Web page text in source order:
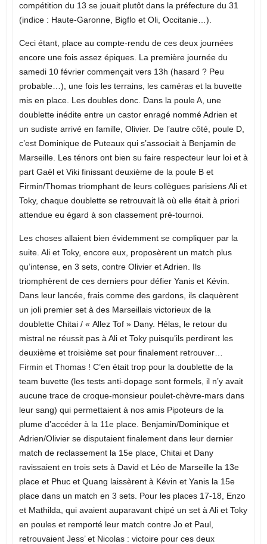
compétition du 13 se jouait plutôt dans la préfecture du 31
(indice : Haute-Garonne, Bigflo et Oli, Occitanie…).
Ceci étant, place au compte-rendu de ces deux journées
encore une fois assez épiques. La première journée du
samedi 10 février commençait vers 13h (hasard ? Peu
probable…), une fois les terrains, les caméras et la buvette
mis en place. Les doubles donc. Dans la poule A, une
doublette inédite entre un castor enragé nommé Adrien et
un sudiste arrivé en famille, Olivier. De l’autre côté, poule D,
c’est Dominique de Puteaux qui s’associait à Benjamin de
Marseille. Les ténors ont bien su faire respecteur leur loi et à
part Gaël et Viki finissant deuxième de la poule B et
Firmin/Thomas triomphant de leurs collègues parisiens Ali et
Toky, chaque doublette se retrouvait là où elle était à priori
attendue eu égard à son classement pré-tournoi.
Les choses allaient bien évidemment se compliquer par la
suite. Ali et Toky, encore eux, proposèrent un match plus
qu’intense, en 3 sets, contre Olivier et Adrien. Ils
triomphèrent de ces derniers pour défier Yanis et Kévin.
Dans leur lancée, frais comme des gardons, ils claquèrent
un joli premier set à des Marseillais victorieux de la
doublette Chitai / « Allez Tof » Dany. Hélas, le retour du
mistral ne réussit pas à Ali et Toky puisqu’ils perdirent les
deuxième et troisième set pour finalement retrouver…
Firmin et Thomas ! C’en était trop pour la doublette de la
team buvette (les tests anti-dopage sont formels, il n’y avait
aucune trace de croque-monsieur poulet-chèvre-mars dans
leur sang) qui permettaient à nos amis Pipoteurs de la
plume d’accéder à la 11e place. Benjamin/Dominique et
Adrien/Olivier se disputaient finalement dans leur dernier
match de reclassement la 15e place, Chitai et Dany
ravissaient en trois sets à David et Léo de Marseille la 13e
place et Phuc et Quang laissèrent à Kévin et Yanis la 15e
place dans un match en 3 sets. Pour les places 17-18, Enzo
et Mathilda, qui avaient auparavant chipé un set à Ali et Toky
en poules et remporté leur match contre Jo et Paul,
retrouvaient Jess’ et Nicolas : victoire pour ces deux